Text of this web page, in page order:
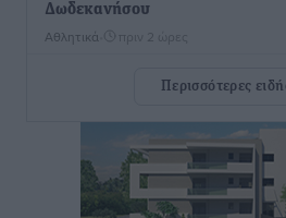
Δωδεκανήσου
Αθλητικά πριν 2 ώρες
Νέες ταυτότητες: Ποιοι πρέπει
και ποιοι όχι
πριν 2 ώρες
Στον Ιπποκράτη η Μαρία Βλάχου
Περισσότερες